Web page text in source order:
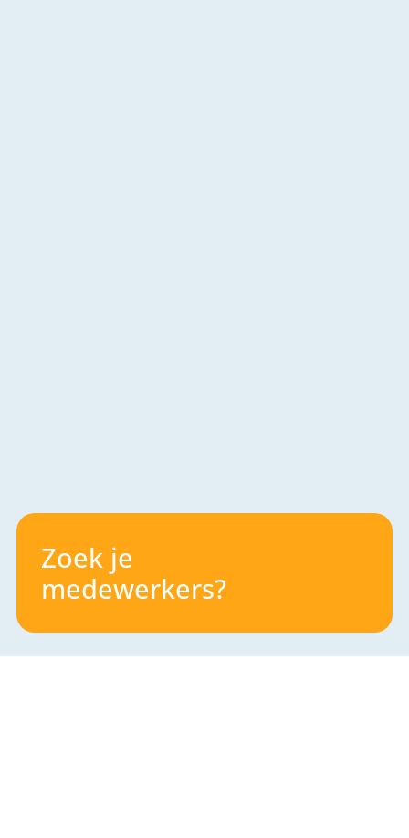
Zoek je
medewerkers?